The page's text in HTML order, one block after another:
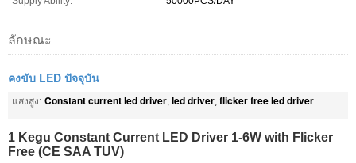
ลักษณะ
คงขับ LED ปัจจุบัน
แสงสูง: Constant current led driver, led driver, flicker free led driver
1 Kegu Constant Current LED Driver 1-6W with Flicker
Free (CE SAA TUV)